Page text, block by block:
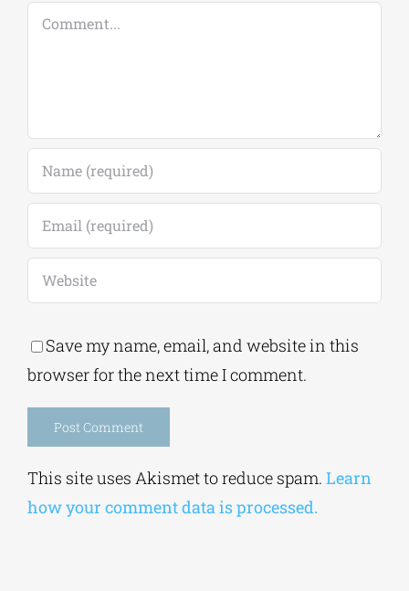
Comment
Save my name, email, and website in this
browser for the next time I comment.
This site uses Akismet to reduce spam. Learn
how your comment data is processed.